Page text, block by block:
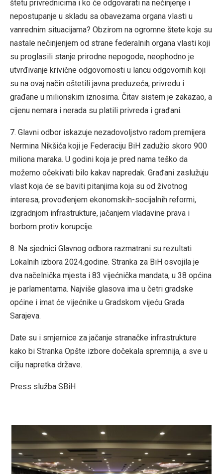
štetu privrednicima i ko će odgovarati na nečinjenje i
nepostupanje u skladu sa obavezama organa vlasti u
vanrednim situacijama? Obzirom na ogromne štete koje su
nastale nečinjenjem od strane federalnih organa vlasti koji
su proglasili stanje prirodne nepogode, neophodno je
utvrđivanje krivične odgovornosti u lancu odgovornih koji
su na ovaj način oštetili javna preduzeća, privredu i
građane u milionskim iznosima. Čitav sistem je zakazao, a
cijenu nemara i nerada su platili privreda i građani.
7. Glavni odbor iskazuje nezadovoljstvo radom premijera
Nermina Nikšića koji je Federaciju BiH zadužio skoro 900
miliona maraka. U godini koja je pred nama teško da
možemo očekivati bilo kakav napredak. Građani zaslužuju
vlast koja će se baviti pitanjima koja su od životnog
interesa, provođenjem ekonomskih-socijalnih reformi,
izgradnjom infrastrukture, jačanjem vladavine prava i
borbom protiv korupcije.
8. Na sjednici Glavnog odbora razmatrani su rezultati
Lokalnih izbora 2024.godine. Stranka za BiH osvojila je
dva načelnička mjesta i 83 vijećnička mandata, u 38 općina
je parlamentarna. Najviše glasova ima u četri gradske
općine i imat će vijećnike u Gradskom vijeću Grada
Sarajeva.
Date su i smjernice za jačanje stranačke infrastrukture
kako bi Stranka Opšte izbore dočekala spremnija, a sve u
cilju napretka države.
Press služba SBiH